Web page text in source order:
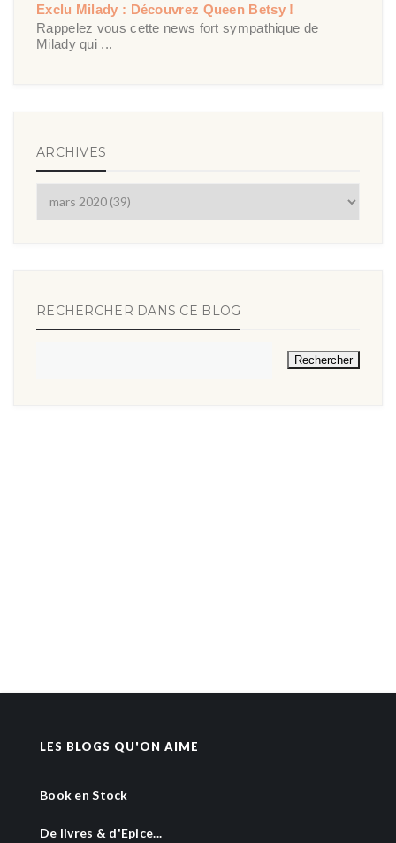
Exclu Milady : Découvrez Queen Betsy !
Rappelez vous cette news fort sympathique de
Milady qui ...
ARCHIVES
RECHERCHER DANS CE BLOG
LES BLOGS QU'ON AIME
Book en Stock
De livres & d'Epice...